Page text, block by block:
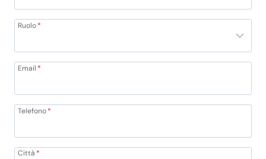
Ruolo*
Email *
Telefono*
Città *